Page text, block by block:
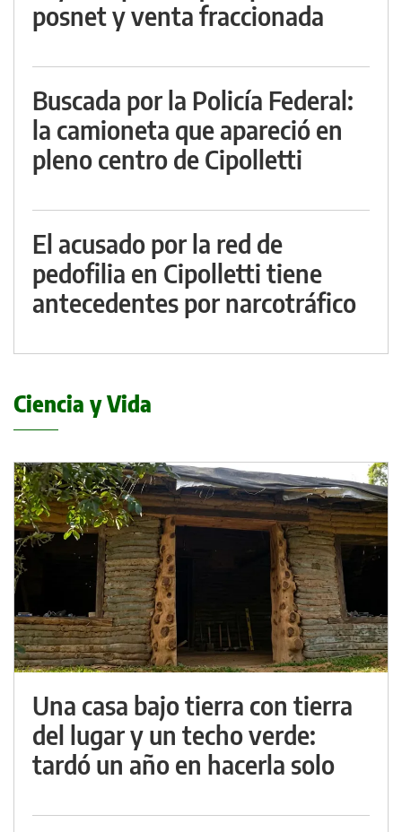
posnet y venta fraccionada
Buscada por la Policía Federal:
la camioneta que apareció en
pleno centro de Cipolletti
El acusado por la red de
pedofilia en Cipolletti tiene
antecedentes por narcotráfico
Ciencia y Vida
Una casa bajo tierra con tierra
del lugar y un techo verde:
tardó un año en hacerla solo